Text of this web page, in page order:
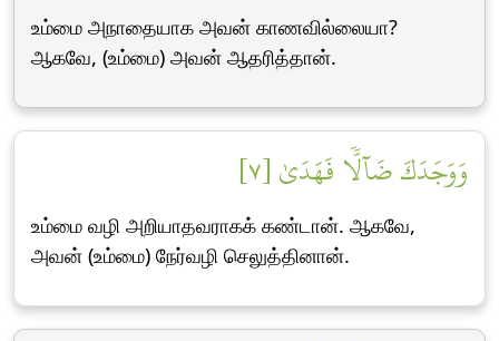
உம்மை அநாதையாக அவன் காணவில்லையா?
ஆகவே, (உம்மை) அவன் ஆதரித்தான்.
وَوَجَدَكَ ضَآلّٗا فَهَدَىٰ [٧]
உம்மை வழி அறியாதவராகக் கண்டான். ஆகவே,
அவன் (உம்மை) நேர்வழி செலுத்தினான்.